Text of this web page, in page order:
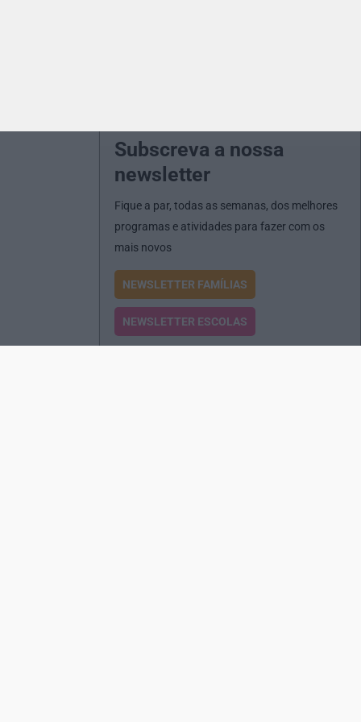
Subscreva a nossa
newsletter
Fique a par, todas as semanas, dos melhores
programas e atividades para fazer com os
mais novos
NEWSLETTER FAMÍLIAS
NEWSLETTER ESCOLAS